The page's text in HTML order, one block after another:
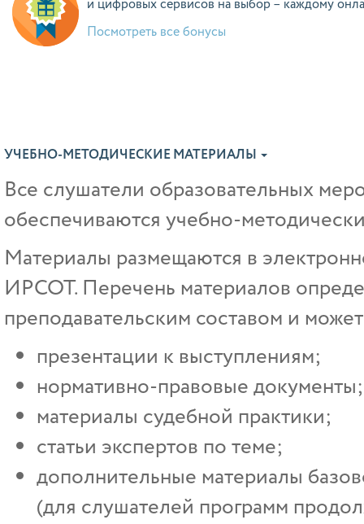
и цифровых сервисов на выбор – каждому
Посмотреть все бонусы
УЧЕБНО-МЕТОДИЧЕСКИЕ МАТЕРИАЛЫ
Все слушатели образовательных
обеспечиваются учебно-
Материалы размещаются в
ИРСОТ. Перечень материалов
преподавательским составом и
презентации к выступлениям;
нормативно-правовые документы;
материалы судебной практики;
статьи экспертов по теме;
дополнительные материалы
(для слушателей программ